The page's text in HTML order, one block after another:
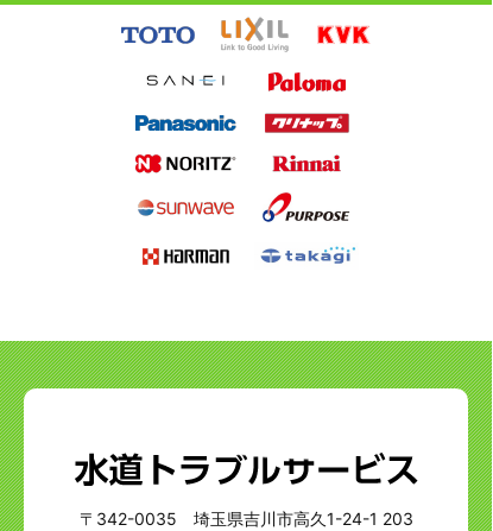
〒342-0035 埼玉県吉川市高久1-24-1 203